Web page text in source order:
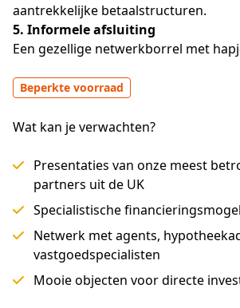
aantrekkelijke betaalstructuren.
5. Informele afsluiting
Een gezellige netwerkborrel met
Beperkte voorraad
Wat kan je verwachten?
Presentaties van onze meest
partners uit de UK
Specialistische
Netwerk met agents,
vastgoedspecialisten
Mooie objecten voor directe